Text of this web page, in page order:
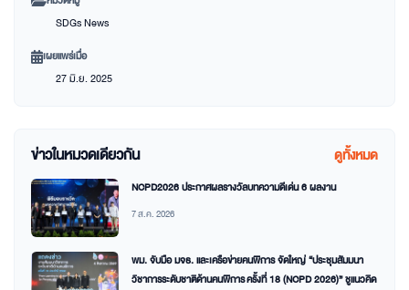
SDGs News
เผยแพร่เมื่อ
27 มิ.ย. 2025
ข่าวในหมวดเดียวกัน ดูทั้งหมด
NCPD2026 ประกาศผลรางวัลบทความดีเด่น 6 ผลงาน
7 ส.ค. 2026
พม. จับมือ มจธ. และเครือข่ายคนพิการ จัดใหญ่ “ประชุมสัมมนา
วิชาการระดับชาติด้านคนพิการ ครั้งที่ 18 (NCPD 2026)” ชูแนวคิด